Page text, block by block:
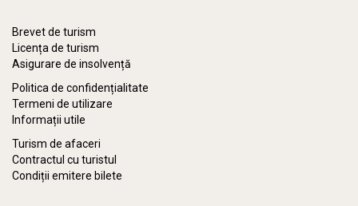
Brevet de turism
Licența de turism
Asigurare de insolvență
Politica de confidențialitate
Termeni de utilizare
Informații utile
Turism de afaceri
Contractul cu turistul
Condiții emitere bilete